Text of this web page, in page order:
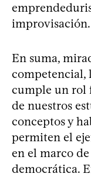
improvisación.
En suma,
competencial,
cumple un rol
de nuestros
conceptos y
permiten el
en el marco
democrática.